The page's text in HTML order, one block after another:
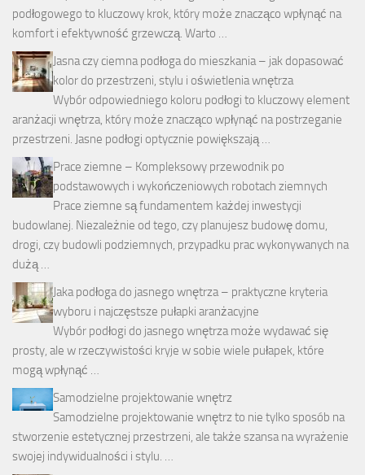
podłogowego to kluczowy krok, który może znacząco wpłynąć na
komfort i efektywność grzewczą. Warto …
Jasna czy ciemna podłoga do mieszkania – jak dopasować
kolor do przestrzeni, stylu i oświetlenia wnętrza
Wybór odpowiedniego koloru podłogi to kluczowy element
aranżacji wnętrza, który może znacząco wpłynąć na postrzeganie
przestrzeni. Jasne podłogi optycznie powiększają …
Prace ziemne – Kompleksowy przewodnik po
podstawowych i wykończeniowych robotach ziemnych
Prace ziemne są fundamentem każdej inwestycji
budowlanej. Niezależnie od tego, czy planujesz budowę domu,
drogi, czy budowli podziemnych, przypadku prac wykonywanych na
dużą …
Jaka podłoga do jasnego wnętrza – praktyczne kryteria
wyboru i najczęstsze pułapki aranżacyjne
Wybór podłogi do jasnego wnętrza może wydawać się
prosty, ale w rzeczywistości kryje w sobie wiele pułapek, które
mogą wpłynąć …
Samodzielne projektowanie wnętrz
Samodzielne projektowanie wnętrz to nie tylko sposób na
stworzenie estetycznej przestrzeni, ale także szansa na wyrażenie
swojej indywidualności i stylu. …